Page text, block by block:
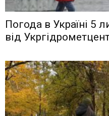
Погода в Україні 5
від